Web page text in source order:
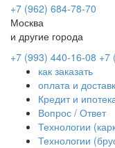
+7 (962) 684-78-70
Москва
и другие города
+7 (993) 440-16-08 +7
как заказать
оплата и
Кредит и
Вопрос / Ответ
Технологии
Технологии